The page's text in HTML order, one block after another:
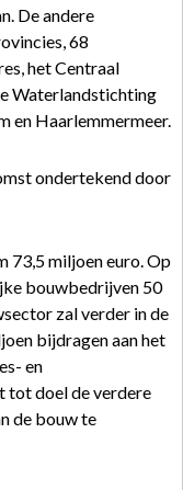
De andere
68
het Centraal
Waterlandstichting
en Haarlemmermeer.
ondertekend door
73,5 miljoen euro. Op
bouwbedrijven 50
zal verder in de
bijdragen aan het
en
tot doel de verdere
de bouw te